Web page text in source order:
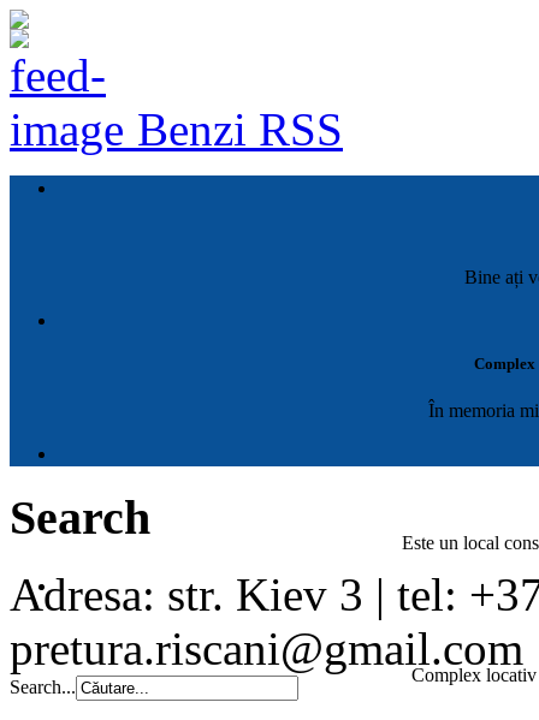
Benzi RSS
Bine ați
În memoria
Este un local
Complex
Search
Adresa: str. Kiev 3 | tel:
pretura.riscani@gmail.com
Search...